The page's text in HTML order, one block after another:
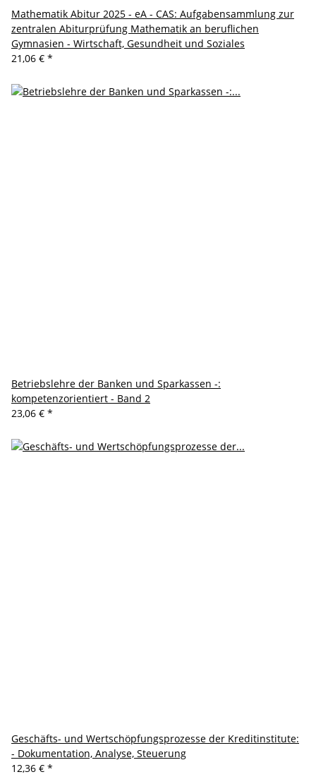
Mathematik Abitur 2025 - eA - CAS: Aufgabensammlung zur
zentralen Abiturprüfung Mathematik an beruflichen
Gymnasien - Wirtschaft, Gesundheit und Soziales
21,06 € *
Betriebslehre der Banken und Sparkassen -:
kompetenzorientiert - Band 2
23,06 € *
Geschäfts- und Wertschöpfungsprozesse der Kreditinstitute:
- Dokumentation, Analyse, Steuerung
12,36 € *